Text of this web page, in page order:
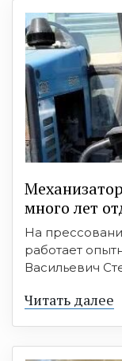
много лет
На
работает
Васильевич
Читать далее